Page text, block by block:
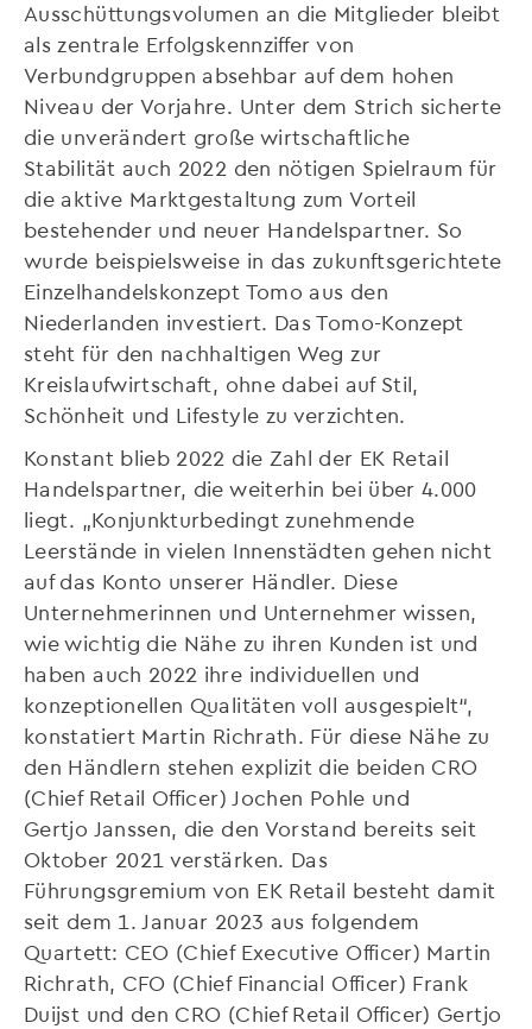
Ausschüttungsvolumen an die Mitglieder bleibt
als zentrale Erfolgskennziffer von
Verbundgruppen absehbar auf dem hohen
Niveau der Vorjahre. Unter dem Strich sicherte
die unverändert große wirtschaftliche
Stabilität auch 2022 den nötigen Spielraum für
die aktive Marktgestaltung zum Vorteil
bestehender und neuer Handelspartner. So
wurde beispielsweise in das zukunftsgerichtete
Einzelhandelskonzept Tomo aus den
Niederlanden investiert. Das Tomo-Konzept
steht für den nachhaltigen Weg zur
Kreislaufwirtschaft, ohne dabei auf Stil,
Schönheit und Lifestyle zu verzichten.
Konstant blieb 2022 die Zahl der EK Retail
Handelspartner, die weiterhin bei über 4.000
liegt. „Konjunkturbedingt zunehmende
Leerstände in vielen Innenstädten gehen nicht
auf das Konto unserer Händler. Diese
Unternehmerinnen und Unternehmer wissen,
wie wichtig die Nähe zu ihren Kunden ist und
haben auch 2022 ihre individuellen und
konzeptionellen Qualitäten voll ausgespielt“,
konstatiert Martin Richrath. Für diese Nähe zu
den Händlern stehen explizit die beiden CRO
(Chief Retail Officer) Jochen Pohle und
Gertjo Janssen, die den Vorstand bereits seit
Oktober 2021 verstärken. Das
Führungsgremium von EK Retail besteht damit
seit dem 1. Januar 2023 aus folgendem
Quartett: CEO (Chief Executive Officer) Martin
Richrath, CFO (Chief Financial Officer) Frank
Duijst und den CRO (Chief Retail Officer) Gertjo